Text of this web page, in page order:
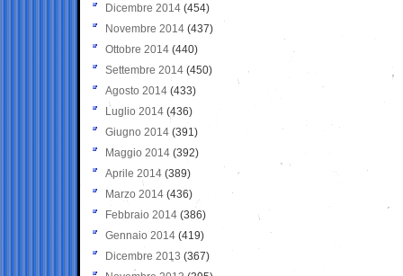
Dicembre 2014 (454)
Novembre 2014 (437)
Ottobre 2014 (440)
Settembre 2014 (450)
Agosto 2014 (433)
Luglio 2014 (436)
Giugno 2014 (391)
Maggio 2014 (392)
Aprile 2014 (389)
Marzo 2014 (436)
Febbraio 2014 (386)
Gennaio 2014 (419)
Dicembre 2013 (367)